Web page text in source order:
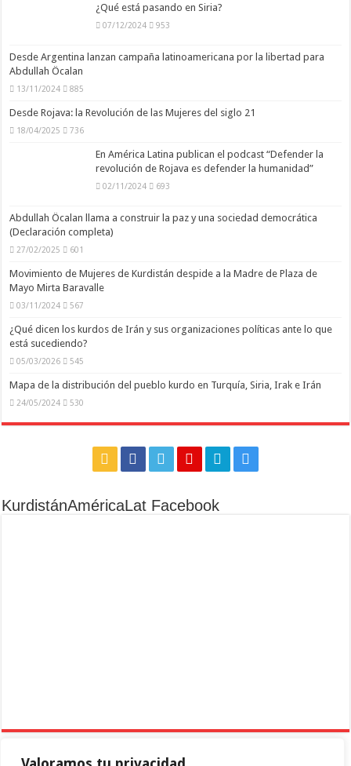
¿Qué está pasando en Siria?
07/12/2024 953
Desde Argentina lanzan campaña latinoamericana por la libertad para
Abdullah Öcalan
13/11/2024 885
Desde Rojava: la Revolución de las Mujeres del siglo 21
18/04/2025 736
En América Latina publican el podcast “Defender la
revolución de Rojava es defender la humanidad”
02/11/2024 693
Abdullah Öcalan llama a construir la paz y una sociedad democrática
(Declaración completa)
27/02/2025 601
Movimiento de Mujeres de Kurdistán despide a la Madre de Plaza de
Mayo Mirta Baravalle
03/11/2024 567
¿Qué dicen los kurdos de Irán y sus organizaciones políticas ante lo que
está sucediendo?
05/03/2026 545
Mapa de la distribución del pueblo kurdo en Turquía, Siria, Irak e Irán
24/05/2024 530
KurdistánAméricaLat Facebook